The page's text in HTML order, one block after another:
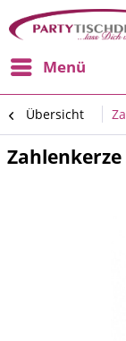
Menü
Übersicht